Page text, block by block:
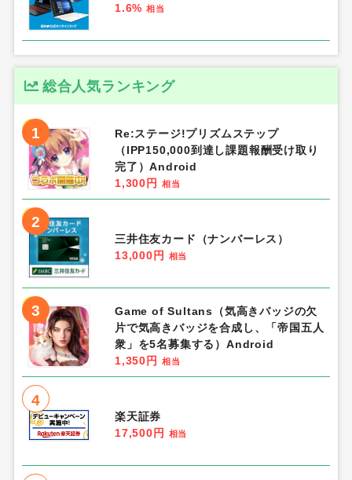
1.6% 相当
総合人気ランキング
1
Re:ステージ!プリズムステップ
（IPP150,000到達し課題報酬受け取り
完了）Android
1,300円
相当
2
三井住友カード（ナンバーレス）
13,000円
相当
3
Game of Sultans（気高きバッジの欠
片で気高きバッジを合成し、「帝国五人
衆」を5名募集する）Android
1,350円
相当
4
楽天証券
17,500円
相当